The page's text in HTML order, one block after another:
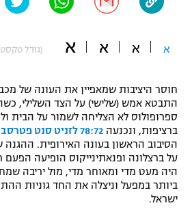
תקנון משתתפים וזוכים בפרסים
תקנון עבור פעילות אלקטרה
תקנון עבור פעילות ספורט 1 – "מרלן"
טניס
גיימינג E-Sports
תנאי שימוש
כדורמים
פוטבול אמריקאי NFL
בייסבול MLB
ספורט אתגרי ואקסטרים
א א א א (גודל
חוסר היציבות שמאפיין את העונה של
התבטא אמש (שלישי) על הצד השלילי,
ספרופולוס לא הצליחה לשמור על הבית
ברציפות, ונכנעה 78:72 לזניט סנט פטרסבורג
הסיבוב הראשון בעונה האירופית. ההגנה
על ברצלונה ופנאתינייקוס הופיעה הפעם
היה מעט מדי ומאוחר מדי, מול יריבה
ביותר במפעל וניצלה את החד גוניות
ישראל.